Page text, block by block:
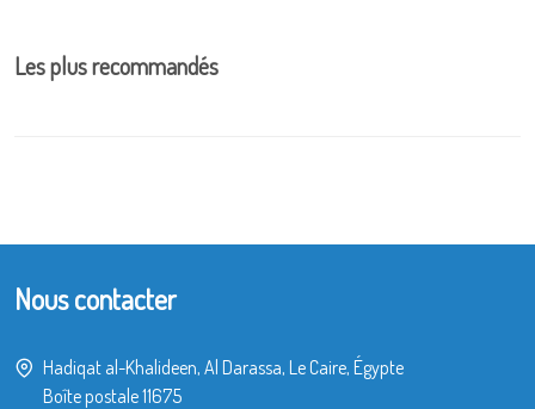
Les plus recommandés
Nous contacter
Hadiqat al-Khalideen, Al Darassa, Le Caire, Égypte
Boîte postale 11675